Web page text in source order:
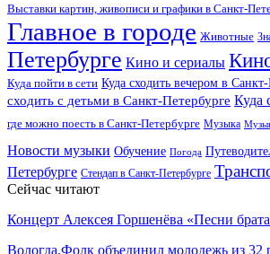
Выставки картин, живописи и графики в Санкт-
Главное в городе Животные
Петербурге Кино и сериалы
Куда пойти в сети Куда сходить вечером в Санкт-
сходить с детьми в Санкт-Петербурге Куда
где можно поесть в Санкт-Петербурге Музыка
Новости музыки Обучение Погода
Петербурге Стендап в Санкт-Петербурге
Сейчас читают
Концерт Алексея Горшенёва «Песни
Вологда.Фолк объединил молодежь из 32